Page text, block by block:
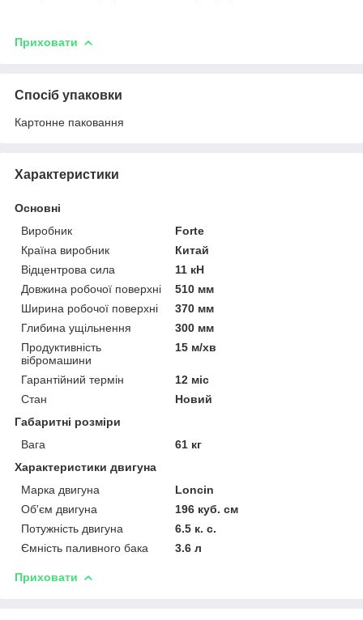
Приховати
Спосіб упаковки
Картонне паковання
Характеристики
Основні
Виробник
Forte
Країна виробник
Китай
Відцентрова сила
11 кН
Довжина робочої поверхні
510 мм
Ширина робочої поверхні
370 мм
Глибина ущільнення
300 мм
Продуктивність
вібромашини
15 м/хв
Гарантійний термін
12 міс
Стан
Новий
Габаритні розміри
Вага
61 кг
Характеристики двигуна
Марка двигуна
Loncin
Об'єм двигуна
196 куб. см
Потужність двигуна
6.5 к. с.
Ємність паливного бака
3.6 л
Приховати